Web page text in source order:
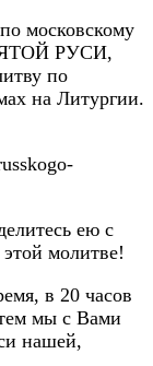
московскому
РУСИ,
по
на Литургии.
ею с
молитве!
в 20 часов
мы с Вами
нашей,